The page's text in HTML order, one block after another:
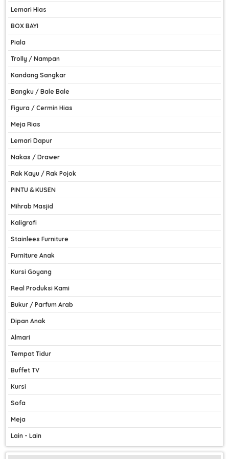
Lemari Hias
BOX BAYI
Piala
Trolly / Nampan
Kandang Sangkar
Bangku / Bale Bale
Figura / Cermin Hias
Meja Rias
Lemari Dapur
Nakas / Drawer
Rak Kayu / Rak Pojok
PINTU & KUSEN
Mihrab Masjid
Kaligrafi
Stainlees Furniture
Furniture Anak
Kursi Goyang
Real Produksi Kami
Bukur / Parfum Arab
Dipan Anak
Almari
Tempat Tidur
Buffet TV
Kursi
Sofa
Meja
Lain - Lain